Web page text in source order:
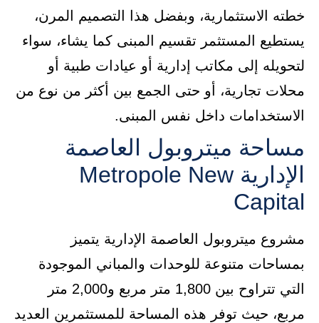
خطته الاستثمارية، وبفضل هذا التصميم المرن،
يستطيع المستثمر تقسيم المبنى كما يشاء، سواء
لتحويله إلى مكاتب إدارية أو عيادات طبية أو
محلات تجارية، أو حتى الجمع بين أكثر من نوع من
الاستخدامات داخل نفس المبنى.
مساحة ميتروبول العاصمة
الإدارية Metropole New
Capital
مشروع ميتروبول العاصمة الإدارية يتميز
بمساحات متنوعة للوحدات والمباني الموجودة
التي تتراوح بين 1,800 متر مربع و2,000 متر
مربع، حيث توفر هذه المساحة للمستثمرين العديد